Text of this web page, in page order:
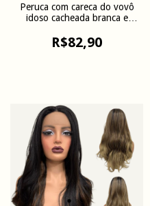
Peruca com careca do vovô
idoso cacheada branca e
R$82,90